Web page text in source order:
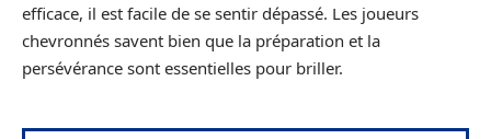
efficace, il est facile de se sentir dépassé. Les joueurs
chevronnés savent bien que la préparation et la
persévérance sont essentielles pour briller.